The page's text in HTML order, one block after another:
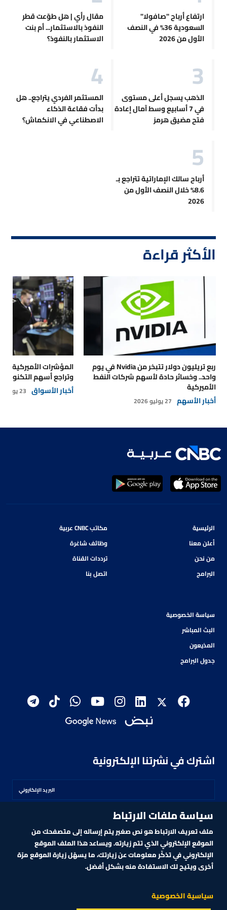
ارتفاع أرباح "صافولا"
السعودية 36% في النصف
الأول من 2026
مقال رأي | هل طوّعت قطر
النفوذ بالاستثمار... أم بنت
الاستثمار بالنفوذ؟
الذهب يسجل أعلى مستوى
في 7 أسابيع وسط آمال إعادة
فتح مضيق هرمز
المستثمر الفردي يتراجع.. هل
بدأت فقاعة الذكاء
الاصطناعي في الانكماش؟
أرباح سالك الإماراتية تتراجع بـ
8.6% خلال النصف الأول من
2026
الأكثر قراءة
ربع تريليون دولار تتبخر من Nvidia في يوم
واحد.. وخسائر حادة لأسهم شركات النفط
الأميركية
أخبار الأسهم 27 يوليو 2026
المؤشرات الأميركية
وتراجع أسهم
أخبار الأسواق 23 يوليو 2026
الرئيسية
أعلن معنا
من نحن
البرامج
مكاتب CNBC عربية
وظائف شاغرة
ترددات القناة
اتصل بنا
سياسة الخصوصية
البث المباشر
المذيعون
جدول البرامج
اشترك في نشرتنا الإلكترونية
اشترك
2026
CNBCARABIA.COM. ALL RIGHTS RESERVED
سياسة ملفات الارتباط
ملف تعريف الارتباط هو نص صغير يتم إرساله إلى متصفحك من
الموقع الإلكتروني الذي تتم زيارته. ويساعد هذا الملف الموقع
الإلكتروني في تذكّر معلومات عن زيارتك، ما يسهّل زيارة الموقع مرّة
أخرى ويتيح لك الاستفادة منه بشكل أفضل.
سياسية الخصوصية